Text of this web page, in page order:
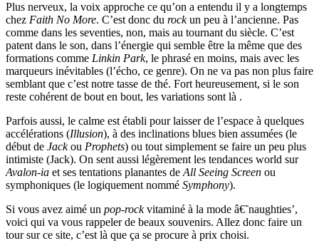
Plus nerveux, la voix approche ce qu’on a entendu il y a longtemps
chez Faith No More. C’est donc du rockun peu à l’ancienne. Pas
comme dans les seventies, non, mais au tournant du siècle. C’est
patent dans le son, dans l’énergie qui semble être la même que des
formations comme Linkin Park, le phrasé en moins, mais avec les
marqueurs inévitables (l’écho, ce genre). On ne va pas non plus faire
semblant que c’est notre tasse de thé. Fort heureusement, si le son
reste cohérent de bout en bout, les variations sont là .
Parfois aussi, le calme est établi pour laisser de l’espace à quelques
accélérations (Illusion), à des inclinations blues bien assumées (le
début de Jackou Prophets) ou tout simplement se faire un peu plus
intimiste (Jack). On sent aussi légèrement les tendances world sur
Avalon-ia et ses tentations planantes de All Seeing Screen ou
symphoniques (le logiquement nommé Symphony).
Si vous avez aimé un pop-rockvitaminé à la mode â€˜naughties’,
voici qui va vous rappeler de beaux souvenirs. Allez donc faire un
tour sur ce site, c’est là que ça se procure à prix choisi.